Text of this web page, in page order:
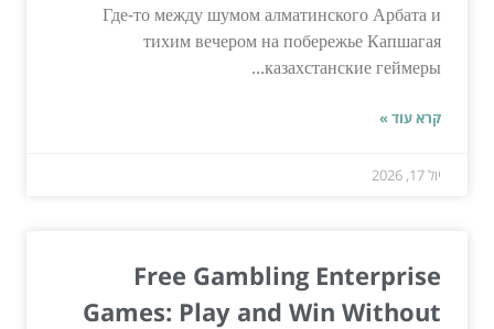
Где-то между шумом алматинского Арбата и
тихим вечером на побережье Капшагая
казахстанские геймеры...
קרא עוד »
יול 17, 2026
Free Gambling Enterprise
Games: Play and Win Without